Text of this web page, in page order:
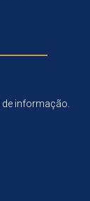
informação.